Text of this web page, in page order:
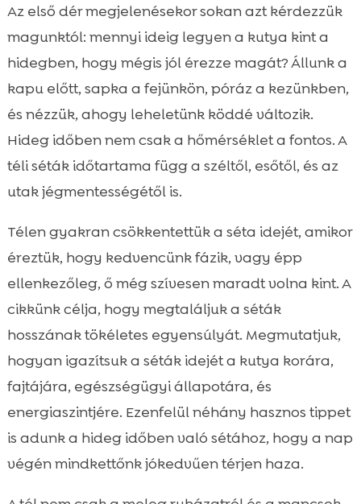

Mi befolyásolja a téli séták hosszát és
gyakoriságát?
kutya tél séta időtartam: mennyi az ideális?
Időjárás-alapú döntéshozás a napi
Biztonság és láthatóság a korai
sötétedésben

Egészségügyi jelek, amelyek a séta
hosszának módosítását indokolják
sétákhoz
 Bemelegítés és levezetés hideg időben
 Mentális lefárasztás rövidebb séták mellett
 Téli étrend, energiaigény és hidratálás
 CricksyDog ajánlások a téli vitalitásért
 Téli sétaútvonalak és talajviszonyok
megválasztása
 Viselkedésmenedzsment: impulzuskontroll
hidegben
 Napi rutin és rugalmas időbeosztás télen
Az első dér megjelenésekor sokan azt kérdezzük
magunktól: mennyi ideig legyen a kutya kint a
hidegben, hogy mégis jól érezze magát? Állunk a
kapu előtt, sapka a fejünkön, póráz a kezünkben,
és nézzük, ahogy leheletünk köddé változik.
Hideg időben nem csak a hőmérséklet a fontos. A
téli séták időtartama függ a széltől, esőtől, és az
utak jégmentességétől is.
Télen gyakran csökkentettük a séta idejét, amikor
éreztük, hogy kedvencünk fázik, vagy épp
ellenkezőleg, ő még szívesen maradt volna kint. A
cikkünk célja, hogy megtaláljuk a séták
hosszának tökéletes egyensúlyát. Megmutatjuk,
hogyan igazítsuk a séták idejét a kutya korára,
fajtájára, egészségügyi állapotára, és
energiaszintjére. Ezenfelül néhány hasznos tippet
is adunk a hideg időben való sétához, hogy a nap
végén mindkettőnk jókedvűen térjen haza.